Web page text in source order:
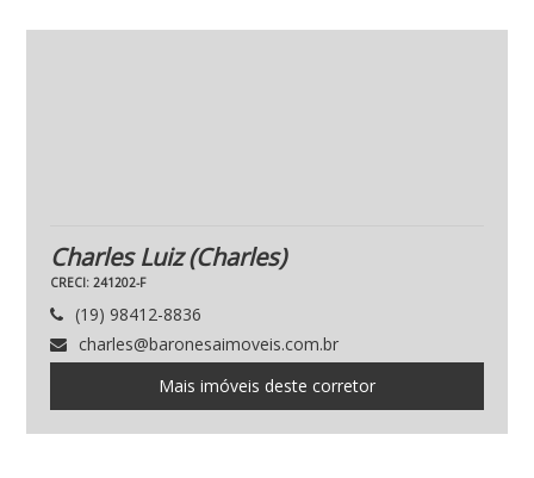
Charles Luiz(Charles)
CRECI: 241202-F
(19) 98412-8836
charles@baronesaimoveis.com.br
Mais imóveis deste corretor